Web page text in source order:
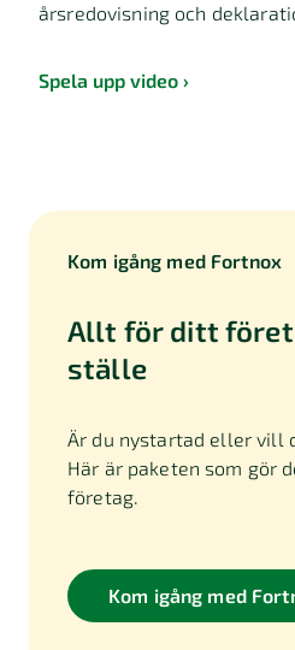
årsredovisning och
Spela upp video
Kom igång med Fortnox
Allt för ditt
ställe
Är du nystartad eller vill
Här är paketen som gör
företag.
Kom igång med